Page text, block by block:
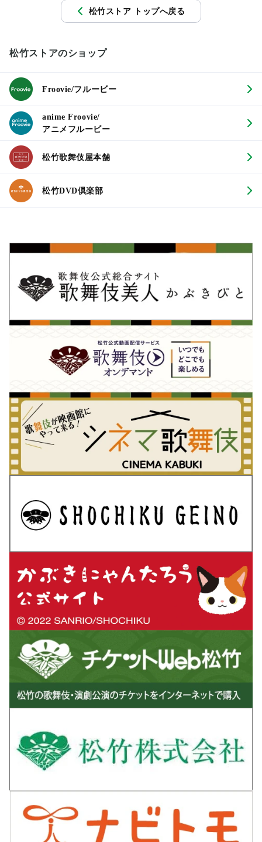
松竹ストア トップへ戻る
松竹ストアのショップ
Froovie/フルービー
anime Froovie/
アニメフルービー
松竹歌舞伎屋本舗
松竹DVD倶楽部